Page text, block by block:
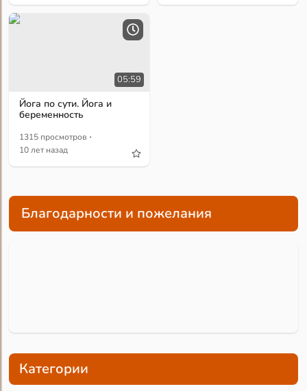
05:59
Йога по сути. Йога и
беременность
1315 просмотров ·
10 лет назад
Благодарности и пожелания
Категории